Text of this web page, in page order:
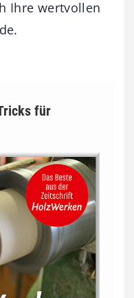
Ihre wertvollen
für